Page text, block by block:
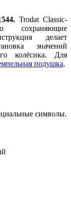
Trodat Classic-
делает
значений
колёсика. Для
подушка.
символы.